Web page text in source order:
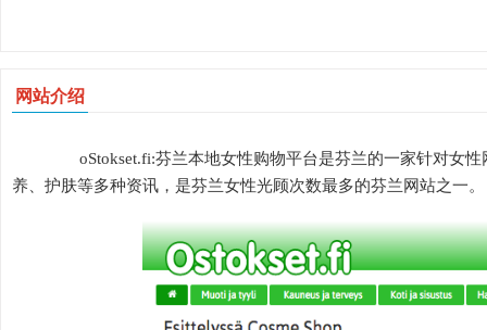
网站介绍
oStokset.fi:芬兰本地女性购物平台是芬兰的一家针对女性
养、护肤等多种资讯，是芬兰女性光顾次数最多的芬兰网站之一。